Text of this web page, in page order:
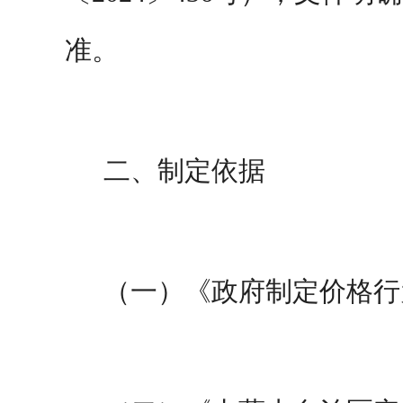
准。
二、制定依据
（一）《政府制定价格